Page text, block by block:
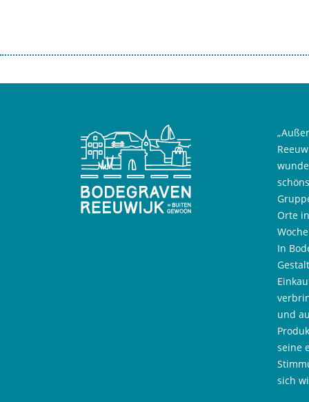
Orte
In
und
seine
sich